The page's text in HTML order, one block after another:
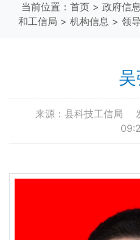
当前位置： 首页 > 政府信
和工信局 > 机构信息 > 领
来源：县科技工信局